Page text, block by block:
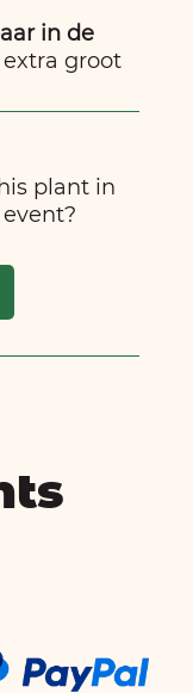
in de
extra groot
plant in